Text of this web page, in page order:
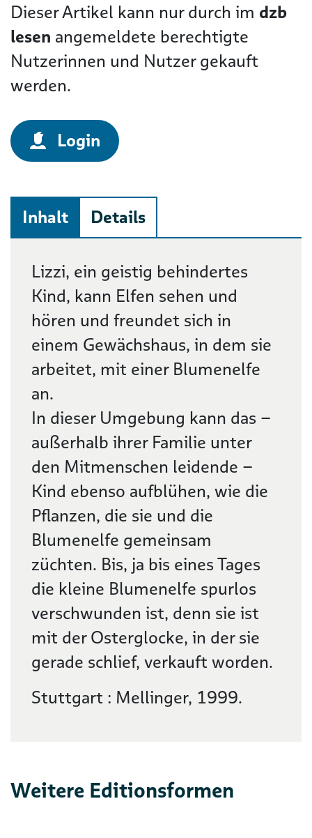
Dieser Artikel kann nur durch im dzb
lesen angemeldete berechtigte
Nutzerinnen und Nutzer gekauft
werden.
Login
Inhalt Details
Beschreibung
Lizzi, ein geistig behindertes
Kind, kann Elfen sehen und
hören und freundet sich in
einem Gewächshaus, in dem sie
arbeitet, mit einer Blumenelfe
an.
In dieser Umgebung kann das –
außerhalb ihrer Familie unter
den Mitmenschen leidende –
Kind ebenso aufblühen, wie die
Pflanzen, die sie und die
Blumenelfe gemeinsam
züchten. Bis, ja bis eines Tages
die kleine Blumenelfe spurlos
verschwunden ist, denn sie ist
mit der Osterglocke, in der sie
gerade schlief, verkauft worden.
Stuttgart : Mellinger, 1999.
Weitere Editionsformen